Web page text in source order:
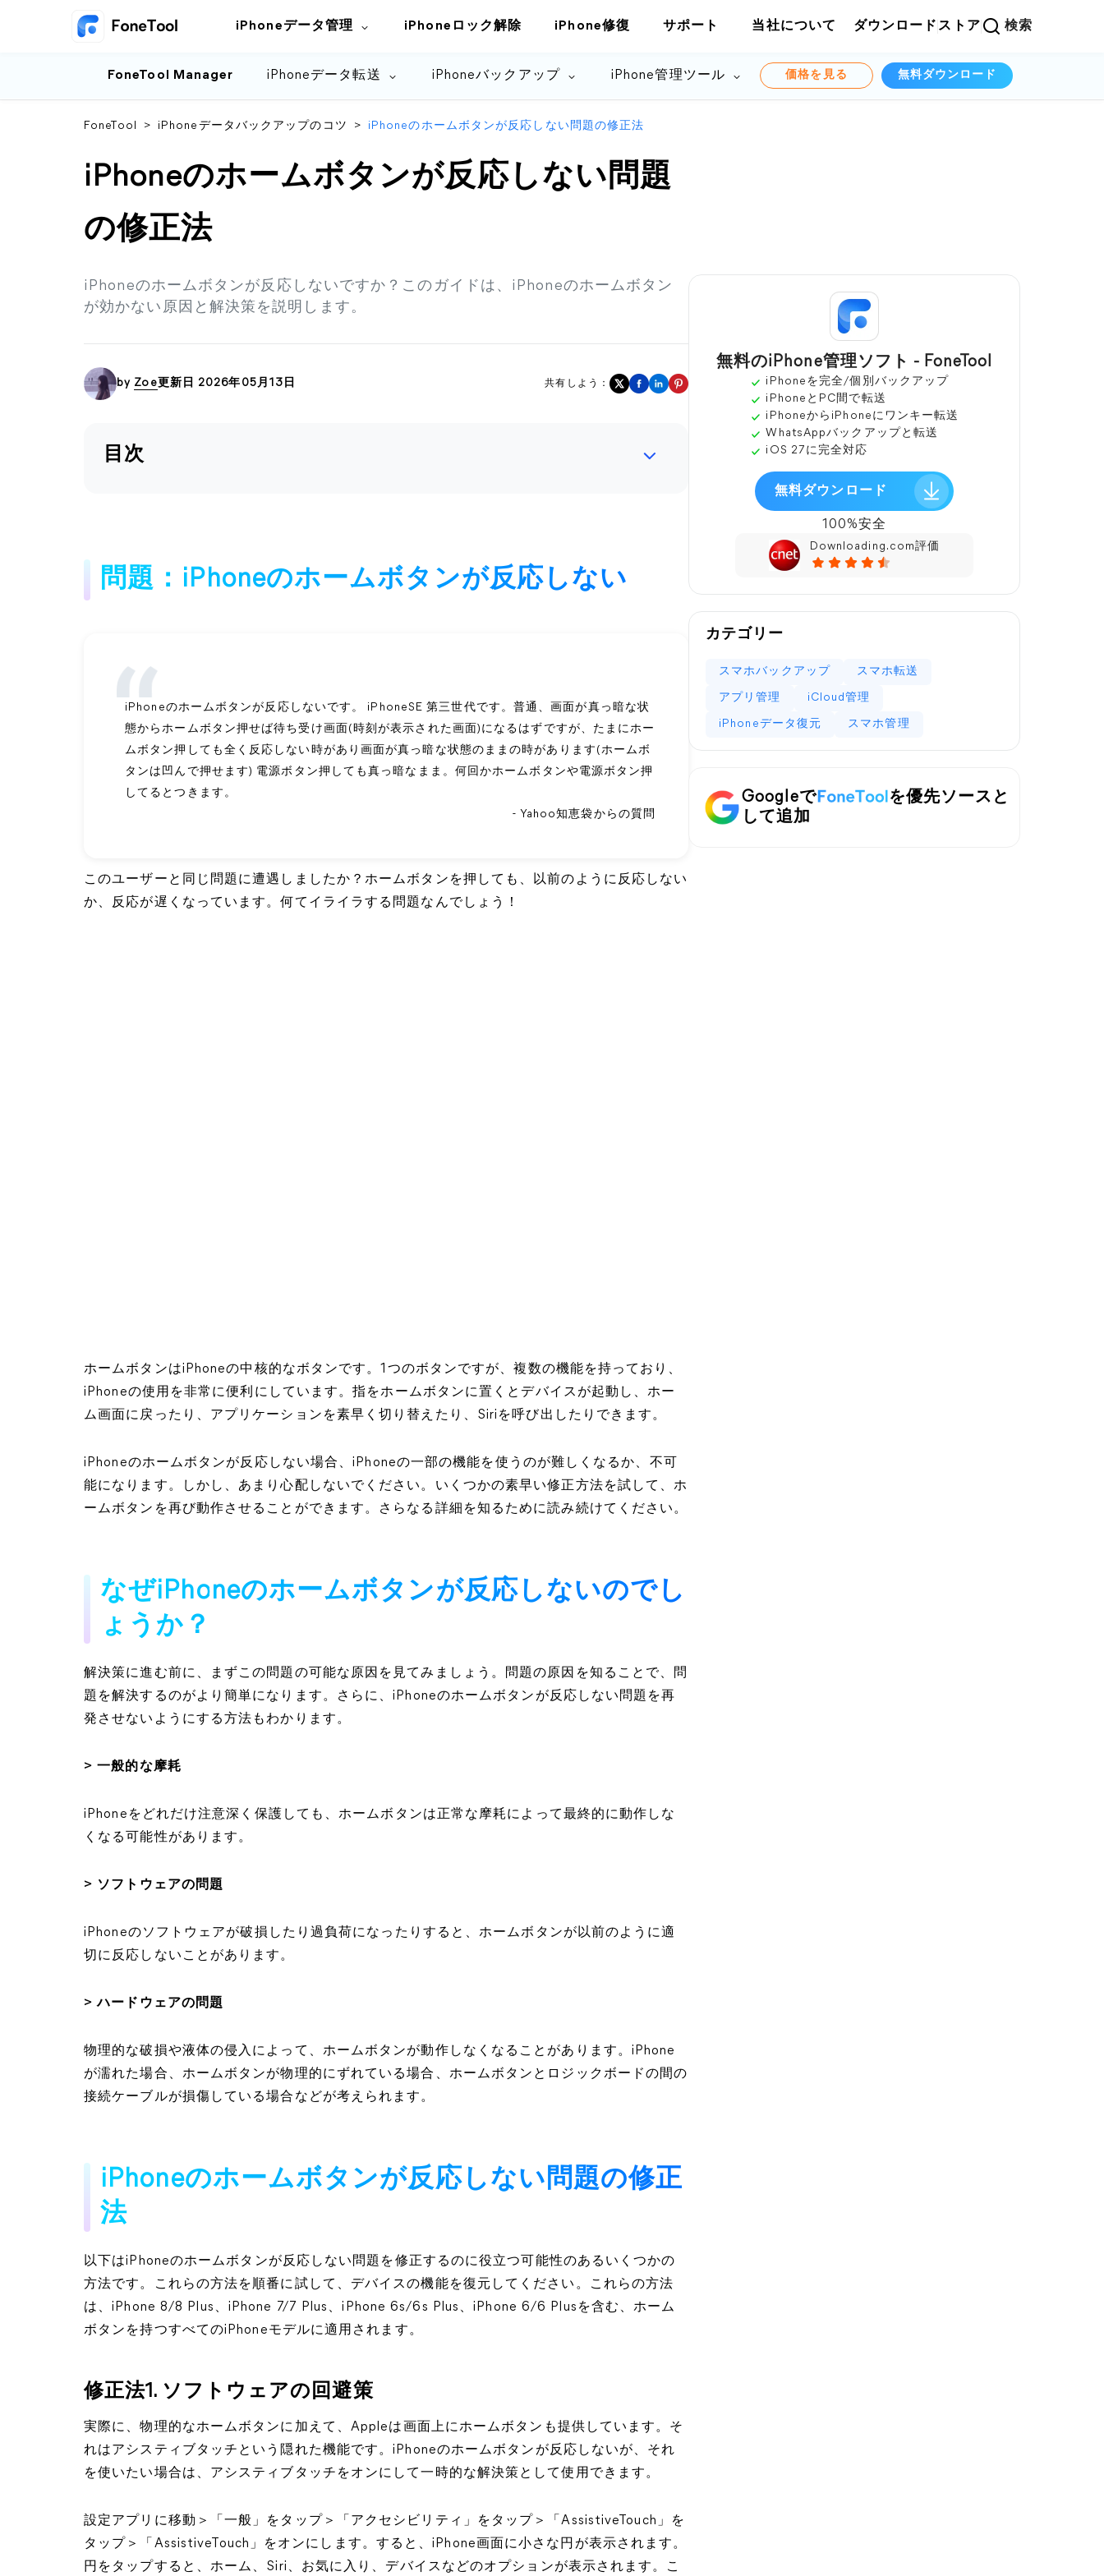
iPhoneデータ管理 iPhoneロック解除 iPhone修復 サポート 当社について ダウンロード ストア 検索
FoneTool Manager iPhoneデータ転送 iPhoneバックアップ iPhone管理ツール 価格を見る 無料ダウンロード
FoneTool > iPhoneデータバックアップのコツ > iPhoneのホームボタンが反応しない問題の修正法
iPhoneのホームボタンが反応しない問題
の修正法
iPhoneのホームボタンが反応しないですか？このガイドは、iPhoneのホームボタン
が効かない原因と解決策を説明します。
by Zoe更新日 2026年05月13日 共有しよう：
目次
問題：iPhoneのホームボタンが反応しない
iPhoneのホームボタンが反応しないです。 iPhoneSE 第三世代です。普通、画面が真っ暗な状
態からホームボタン押せば待ち受け画面(時刻が表示された画面)になるはずですが、たまにホー
ムボタン押しても全く反応しない時があり画面が真っ暗な状態のままの時があります(ホームボ
タンは凹んで押せます) 電源ボタン押しても真っ暗なまま。何回かホームボタンや電源ボタン押
してるとつきます。
- Yahoo知恵袋からの質問
このユーザーと同じ問題に遭遇しましたか？ホームボタンを押しても、以前のように反応しない
か、反応が遅くなっています。何てイライラする問題なんでしょう！
ホームボタンはiPhoneの中核的なボタンです。1つのボタンですが、複数の機能を持っており、
iPhoneの使用を非常に便利にしています。指をホームボタンに置くとデバイスが起動し、ホー
ム画面に戻ったり、アプリケーションを素早く切り替えたり、Siriを呼び出したりできます。
iPhoneのホームボタンが反応しない場合、iPhoneの一部の機能を使うのが難しくなるか、不可
能になります。しかし、あまり心配しないでください。いくつかの素早い修正方法を試して、ホ
ームボタンを再び動作させることができます。さらなる詳細を知るために読み続けてください。
なぜiPhoneのホームボタンが反応しないのでし
ょうか？
解決策に進む前に、まずこの問題の可能な原因を見てみましょう。問題の原因を知ることで、問
題を解決するのがより簡単になります。さらに、iPhoneのホームボタンが反応しない問題を再
発させないようにする方法もわかります。
> 一般的な摩耗
iPhoneをどれだけ注意深く保護しても、ホームボタンは正常な摩耗によって最終的に動作しな
くなる可能性があります。
> ソフトウェアの問題
iPhoneのソフトウェアが破損したり過負荷になったりすると、ホームボタンが以前のように適
切に反応しないことがあります。
> ハードウェアの問題
物理的な破損や液体の侵入によって、ホームボタンが動作しなくなることがあります。iPhone
が濡れた場合、ホームボタンが物理的にずれている場合、ホームボタンとロジックボードの間の
接続ケーブルが損傷している場合などが考えられます。
iPhoneのホームボタンが反応しない問題の修正
法
以下はiPhoneのホームボタンが反応しない問題を修正するのに役立つ可能性のあるいくつかの
方法です。これらの方法を順番に試して、デバイスの機能を復元してください。これらの方法
は、iPhone 8/8 Plus、iPhone 7/7 Plus、iPhone 6s/6s Plus、iPhone 6/6 Plusを含む、ホーム
ボタンを持つすべてのiPhoneモデルに適用されます。
修正法1. ソフトウェアの回避策
実際に、物理的なホームボタンに加えて、Appleは画面上にホームボタンも提供しています。そ
れはアシスティブタッチという隠れた機能です。iPhoneのホームボタンが反応しないが、それ
を使いたい場合は、アシスティブタッチをオンにして一時的な解決策として使用できます。
設定アプリに移動＞「一般」をタップ＞「アクセシビリティ」をタップ＞「AssistiveTouch」を
タップ＞「AssistiveTouch」をオンにします。すると、iPhone画面に小さな円が表示されます。
円をタップすると、ホーム、Siri、お気に入り、デバイスなどのオプションが表示されます。こ
無料のiPhone管理ソフト - FoneTool
iPhoneを完全/個別バックアップ
iPhoneとPC間で転送
iPhoneからiPhoneにワンキー転送
WhatsAppバックアップと転送
iOS 27に完全対応
無料ダウンロード
100%安全
Downloading.com評価
カテゴリー
スマホバックアップ スマホ転送
アプリ管理 iCloud管理
iPhoneデータ復元 スマホ管理
Googleで
を優先ソースと
して追加